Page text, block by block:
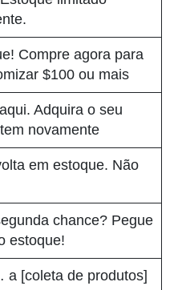
Compre agora para
$100 ou mais
Adquira o seu
novamente
em estoque. Não
chance? Pegue
estoque!
[coleta de produtos]